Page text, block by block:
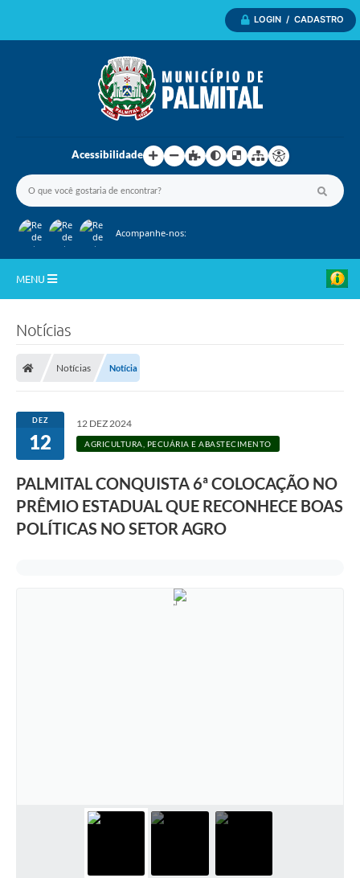
LOGIN / CADASTRO
Acessibilidade
Acompanhe-nos:
MENU
Departamentos
Câmara Municipal
Notícias
Notícias Notícia
DEZ
12
12 DEZ 2024
AGRICULTURA, PECUÁRIA E ABASTECIMENTO
PALMITAL CONQUISTA 6ª COLOCAÇÃO NO
PRÊMIO ESTADUAL QUE RECONHECE BOAS
POLÍTICAS NO SETOR AGRO